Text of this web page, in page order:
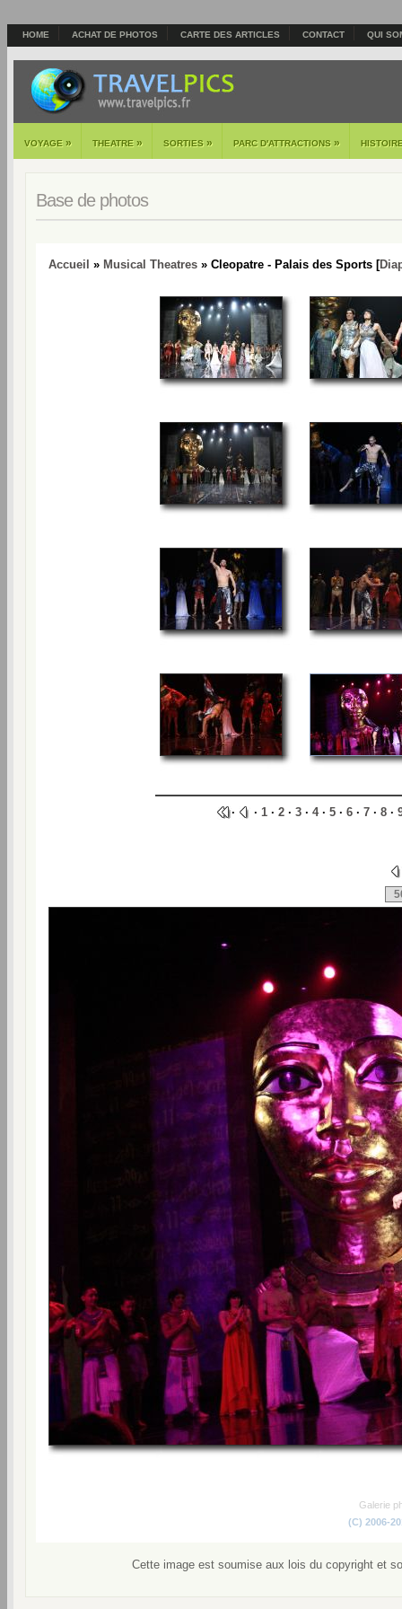
HOME ACHAT DE PHOTOS CARTE DES ARTICLES CONTACT QUI
VOYAGE » THEATRE » SORTIES » PARC D'ATTRACTIONS »
Base de photos
Accueil » Musical Theatres » Cleopatre - Palais des Sports [
· · 1 · 2 · 3 · 4· 5 · 6 · 7 · 8 ·
Galerie
(C) 2006-
Cette image est soumise aux lois du copyright et